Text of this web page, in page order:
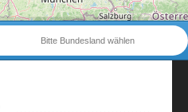
Bitte Bundesland wählen